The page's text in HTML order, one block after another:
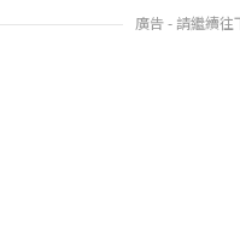
廣告 - 請繼續往